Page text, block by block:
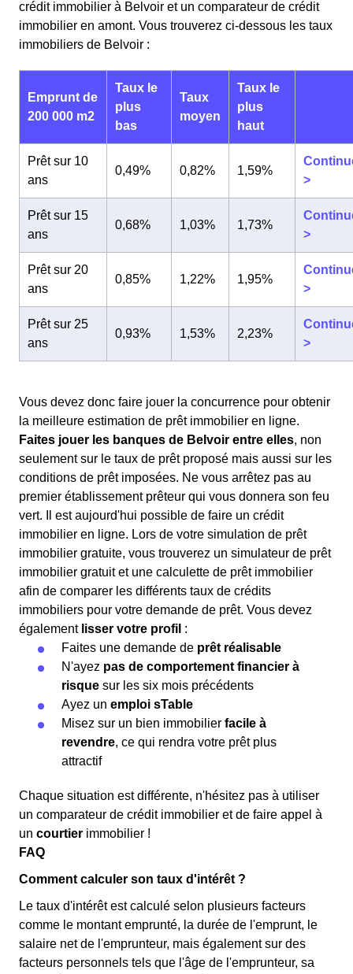
crédit immobilier à Belvoir et un comparateur de crédit
immobilier en amont. Vous trouverez ci-dessous les taux
immobiliers de Belvoir :
Emprunt de
200 000 m2
Taux le
plus
bas
Taux
moyen
Taux le
plus
haut
Prêt sur 10
ans
0,49% 0,82% 1,59%
>
Prêt sur 15
ans
0,68% 1,03% 1,73%
>
Prêt sur 20
ans
0,85% 1,22% 1,95%
>
Prêt sur 25
ans
0,93% 1,53% 2,23%
>
Vous devez donc faire jouer la concurrence pour obtenir
la meilleure estimation de prêt immobilier en ligne.
Faites jouer les banques de Belvoir entre elles, non
seulement sur le taux de prêt proposé mais aussi sur les
conditions de prêt imposées. Ne vous arrêtez pas au
premier établissement prêteur qui vous donnera son feu
vert. Il est aujourd'hui possible de faire un crédit
immobilier en ligne. Lors de votre simulation de prêt
immobilier gratuite, vous trouverez un simulateur de prêt
immobilier gratuit et une calculette de prêt immobilier
afin de comparer les différents taux de crédits
immobiliers pour votre demande de prêt. Vous devez
également lisser votre profil :
Faites une demande de prêt réalisable
N'ayez pas de comportement financier à
risque sur les six mois précédents
Ayez un emploi sTable
Misez sur un bien immobilier facile à
revendre, ce qui rendra votre prêt plus
attractif
Chaque situation est différente, n'hésitez pas à utiliser
un comparateur de crédit immobilier et de faire appel à
un courtier immobilier !
FAQ
Comment calculer son taux d'intérêt ?
Le taux d'intérêt est calculé selon plusieurs facteurs
comme le montant emprunté, la durée de l'emprunt, le
salaire net de l'emprunteur, mais également sur des
facteurs personnels tels que l'âge de l'emprunteur, sa